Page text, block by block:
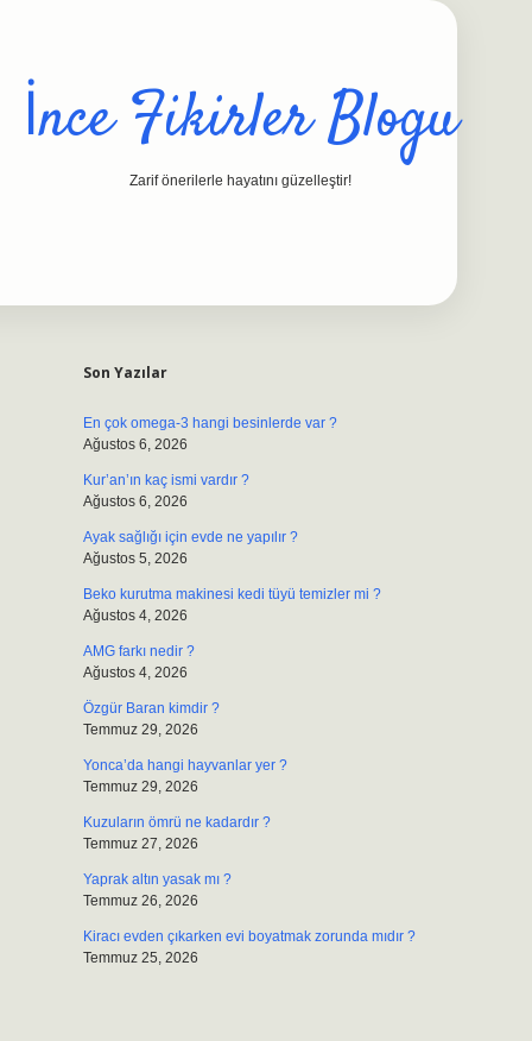
İnce Fikirler Blogu
Zarif önerilerle hayatını güzelleştir!
Son Yazılar
En çok omega-3 hangi besinlerde var ?
Ağustos 6, 2026
Kur’an’ın kaç ismi vardır ?
Ağustos 6, 2026
Ayak sağlığı için evde ne yapılır ?
Ağustos 5, 2026
Beko kurutma makinesi kedi tüyü temizler mi ?
Ağustos 4, 2026
AMG farkı nedir ?
Ağustos 4, 2026
Özgür Baran kimdir ?
Temmuz 29, 2026
Yonca’da hangi hayvanlar yer ?
Temmuz 29, 2026
Kuzuların ömrü ne kadardır ?
Temmuz 27, 2026
Yaprak altın yasak mı ?
Temmuz 26, 2026
Kiracı evden çıkarken evi boyatmak zorunda mıdır ?
Temmuz 25, 2026